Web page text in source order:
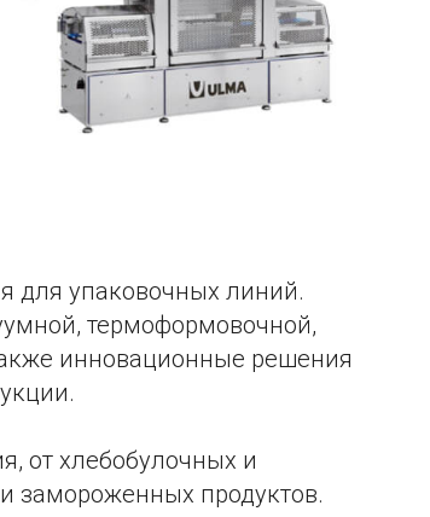
для упаковочных линий.
термоформовочной,
инновационные решения
от хлебобулочных и
замороженных продуктов.